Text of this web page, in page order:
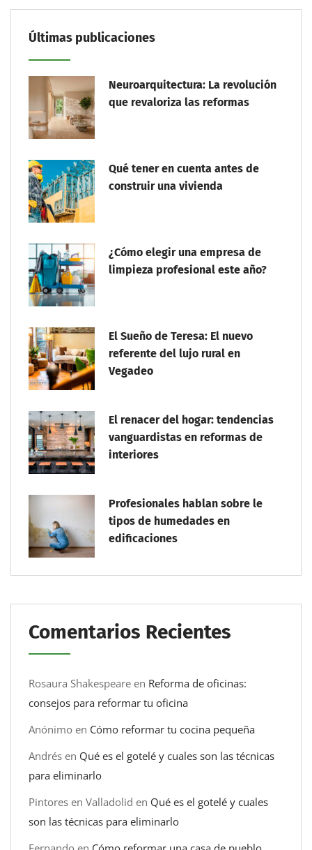
Últimas publicaciones
Neuroarquitectura: La revolución
que revaloriza las reformas
Qué tener en cuenta antes de
construir una vivienda
¿Cómo elegir una empresa de
limpieza profesional este año?
El Sueño de Teresa: El nuevo
referente del lujo rural en
Vegadeo
El renacer del hogar: tendencias
vanguardistas en reformas de
interiores
Profesionales hablan sobre le
tipos de humedades en
edificaciones
Comentarios Recientes
Rosaura Shakespeare en Reforma de oficinas:
consejos para reformar tu oficina
Anónimo en Cómo reformar tu cocina pequeña
Andrés en Qué es el gotelé y cuales son las técnicas
para eliminarlo
Pintores en Valladolid en Qué es el gotelé y cuales
son las técnicas para eliminarlo